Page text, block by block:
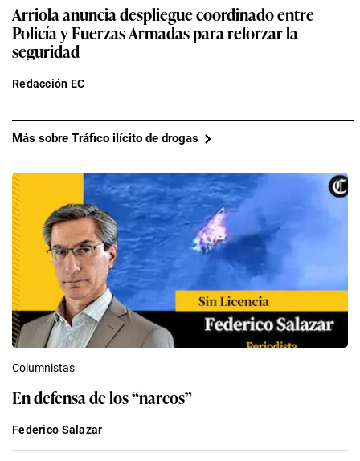
Arriola anuncia despliegue coordinado entre
Policía y Fuerzas Armadas para reforzar la
seguridad
Redacción EC
Más sobre Tráfico ilícito de drogas
Columnistas
En defensa de los “narcos”
Federico Salazar